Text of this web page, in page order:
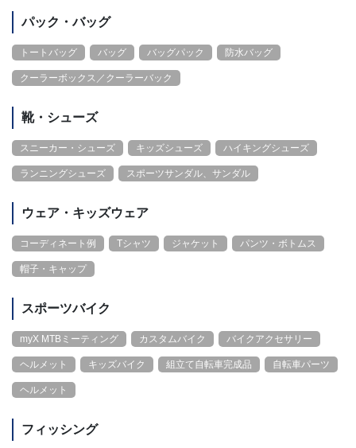
パック・バッグ
トートバッグ バッグ バッグパック 防水バッグ
クーラーボックス／クーラーバック
靴・シューズ
スニーカー・シューズ キッズシューズ ハイキングシューズ
ランニングシューズ スポーツサンダル、サンダル
ウェア・キッズウェア
コーディネート例 Tシャツ ジャケット パンツ・ボトムス
帽子・キャップ
スポーツバイク
myX MTBミーティング カスタムバイク バイクアクセサリー
ヘルメット キッズバイク 組立て自転車完成品 自転車パーツ
ヘルメット
フィッシング